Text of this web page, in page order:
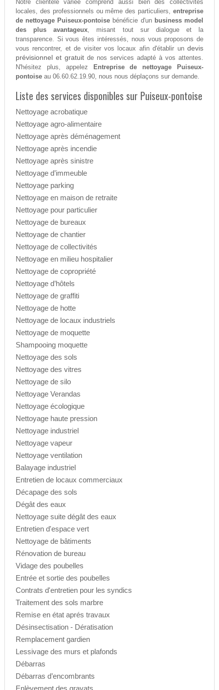
Notre clientèle variée comprend aussi bien des collectivités
locales, des professionnels ou même des particuliers,entreprise
de nettoyage Puiseux-pontoise bénéficie d'un business model
des plus avantageux, misant tout sur dialogue et la
transparence. Si vous êtes intéressés, nous vous proposons de
vous rencontrer, et de visiter vos locaux afin d'établir undevis
prévisionnel et gratuitde nos services adapté à vos attentes.
N'hésitez plus, appelez
Entreprise de nettoyage Puiseux-
pontoiseau 06.60.62.19.90, nous nous déplaçons sur demande.
Liste des services disponibles sur Puiseux-pontoise
Nettoyage acrobatique
Nettoyage agro-alimentaire
Nettoyage après déménagement
Nettoyage après incendie
Nettoyage après sinistre
Nettoyage d’immeuble
Nettoyage parking
Nettoyage en maison de retraite
Nettoyage pour particulier
Nettoyage de bureaux
Nettoyage de chantier
Nettoyage de collectivités
Nettoyage en milieu hospitalier
Nettoyage de copropriété
Nettoyage d’hôtels
Nettoyage de graffiti
Nettoyage de hotte
Nettoyage de locaux industriels
Nettoyage de moquette
Shampooing moquette
Nettoyage des sols
Nettoyage des vitres
Nettoyage de silo
Nettoyage Verandas
Nettoyage écologique
Nettoyage haute pression
Nettoyage industriel
Nettoyage vapeur
Nettoyage ventilation
Balayage industriel
Entretien de locaux commerciaux
Décapage des sols
Dégât des eaux
Nettoyage suite dégât des eaux
Entretien d'espace vert
Nettoyage de bâtiments
Rénovation de bureau
Vidage des poubelles
Entrée et sortie des poubelles
Contrats d'entretien pour les syndics
Traitement des sols marbre
Remise en état aprés travaux
Désinsectisation - Dératisation
Remplacement gardien
Lessivage des murs et plafonds
Débarras
Débarras d’encombrants